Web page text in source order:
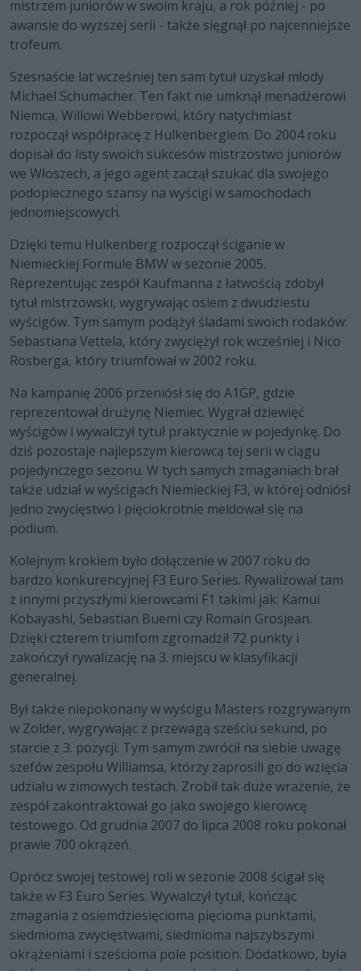
mistrzem juniorów w swoim kraju, a rok później - po
awansie do wyższej serii - także sięgnął po najcenniejsze
trofeum.
Szesnaście lat wcześniej ten sam tytuł uzyskał młody
Michael Schumacher. Ten fakt nie umknął menadżerowi
Niemca, Willowi Webberowi, który natychmiast
rozpoczął współpracę z Hulkenbergiem. Do 2004 roku
dopisał do listy swoich sukcesów mistrzostwo juniorów
we Włoszech, a jego agent zaczął szukać dla swojego
podopiecznego szansy na wyścigi w samochodach
jednomiejscowych.
Dzięki temu Hulkenberg rozpoczął ściganie w
Niemieckiej Formule BMW w sezonie 2005.
Reprezentując zespół Kaufmanna z łatwością zdobył
tytuł mistrzowski, wygrywając osiem z dwudziestu
wyścigów. Tym samym podążył śladami swoich rodaków:
Sebastiana Vettela, który zwyciężył rok wcześniej i Nico
Rosberga, który triumfował w 2002 roku.
Na kampanię 2006 przeniósł się do A1GP, gdzie
reprezentował drużynę Niemiec. Wygrał dziewięć
wyścigów i wywalczył tytuł praktycznie w pojedynkę. Do
dziś pozostaje najlepszym kierowcą tej serii w ciągu
pojedynczego sezonu. W tych samych zmaganiach brał
także udział w wyścigach Niemieckiej F3, w której odniósł
jedno zwycięstwo i pięciokrotnie meldował się na
podium.
Kolejnym krokiem było dołączenie w 2007 roku do
bardzo konkurencyjnej F3 Euro Series. Rywalizował tam
z innymi przyszłymi kierowcami F1 takimi jak: Kamui
Kobayashi, Sebastian Buemi czy Romain Grosjean.
Dzięki czterem triumfom zgromadził 72 punkty i
zakończył rywalizację na 3. miejscu w klasyfikacji
generalnej.
Był także niepokonany w wyścigu Masters rozgrywanym
w Zolder, wygrywając z przewagą sześciu sekund, po
starcie z 3. pozycji. Tym samym zwrócił na siebie uwagę
szefów zespołu Williamsa, którzy zaprosili go do wzięcia
udziału w zimowych testach. Zrobił tak duże wrażenie, że
zespół zakontraktował go jako swojego kierowcę
testowego. Od grudnia 2007 do lipca 2008 roku pokonał
prawie 700 okrążeń.
Oprócz swojej testowej roli w sezonie 2008 ścigał się
także w F3 Euro Series. Wywalczył tytuł, kończąc
zmagania z osiemdziesięcioma pięcioma punktami,
siedmioma zwycięstwami, siedmioma najszybszymi
okrążeniami i sześcioma pole position. Dodatkowo, była